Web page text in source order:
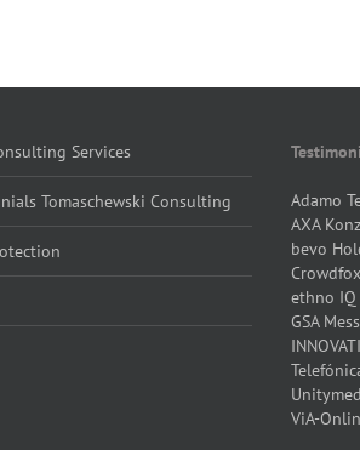
Services
Tomaschewski Consulting
Adamo
AXA
bevo
ethno IQ
GSA
ViA-